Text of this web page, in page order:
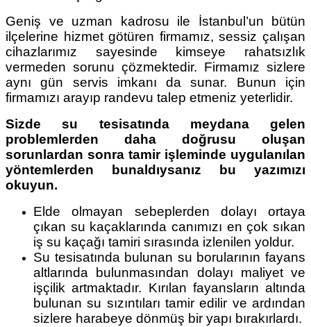
Geniş ve uzman kadrosu ile İstanbul’un bütün
ilçelerine hizmet götüren firmamız, sessiz çalışan
cihazlarımız sayesinde kimseye rahatsızlık
vermeden sorunu çözmektedir. Firmamız sizlere
aynı gün servis imkanı da sunar. Bunun için
firmamızı arayıp randevu talep etmeniz yeterlidir.
Sizde su tesisatında meydana gelen
problemlerden daha doğrusu oluşan
sorunlardan sonra tamir işleminde uygulanılan
yöntemlerden bunaldıysanız bu yazımızı
okuyun.
Elde olmayan sebeplerden dolayı ortaya
çıkan su kaçaklarında canımızı en çok sıkan
iş su kaçağı tamiri sırasında izlenilen yoldur.
Su tesisatında bulunan su borularının fayans
altlarında bulunmasından dolayı maliyet ve
işçilik artmaktadır. Kırılan fayansların altında
bulunan su sızıntıları tamir edilir ve ardından
sizlere harabeye dönmüş bir yapı bırakırlardı.